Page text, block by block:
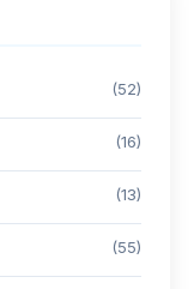
(52)
(16)
(13)
(55)